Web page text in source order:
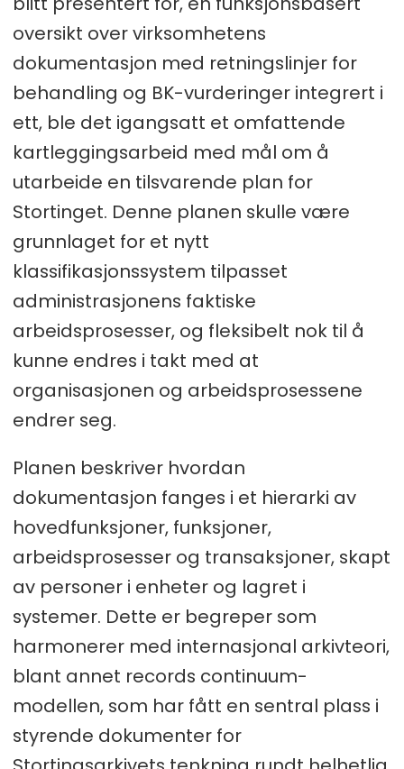
oversikt over virksomhetens
dokumentasjon med retningslinjer for
behandling og BK-vurderinger integrert i
ett, ble det igangsatt et omfattende
kartleggingsarbeid med mål om å
utarbeide en tilsvarende plan for
Stortinget. Denne planen skulle være
grunnlaget for et nytt
klassifikasjonssystem tilpasset
administrasjonens faktiske
arbeidsprosesser, og fleksibelt nok til å
kunne endres i takt med at
organisasjonen og arbeidsprosessene
endrer seg.
Planen beskriver hvordan
dokumentasjon fanges i et hierarki av
hovedfunksjoner, funksjoner,
arbeidsprosesser og transaksjoner, skapt
av personer i enheter og lagret i
systemer. Dette er begreper som
harmonerer med internasjonal arkivteori,
blant annet records continuum-
modellen, som har fått en sentral plass i
styrende dokumenter for